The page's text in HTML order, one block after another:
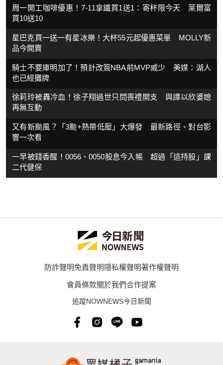
周一開工咖啡優惠！7-11拿鐵買1送1：寄杯限今天 萊爾富
買10送10
星巴克買一送一有星冰樂！大杯55元起優惠菜單 MOLLY新
品今開賣
騎士不要庫明加了！預計改簽NBA前MVP威少 美媒：湖人
也已經攤牌
徐莉玲被轟冷血！徐子翔過世只問喪禮開支 與譚以欣婆媳
再無互動
又有新颱風？「3颱+熱帶低壓」大爆發 最新路徑、對台影
響一次看
一早被錢香醒！0056、0050股息今入帳 超過「這持股」課
二代健保
防詐聲明免責聲明隱私權聲明著作權聲明
會員條款關於我們合作提案
追蹤NOWNEWS今日新聞